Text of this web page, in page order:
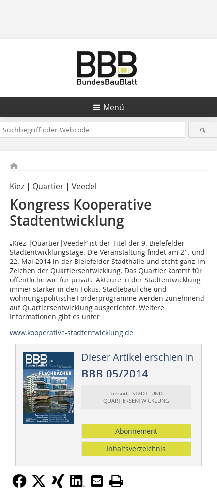
Menü
Kiez | Quartier | Veedel
Kongress Kooperative
Stadtentwicklung
„Kiez |Quartier|Veedel“ ist der Titel der 9. Bielefelder
Stadtentwicklungstage. Die Veranstaltung findet am 21. und
22. Mai 2014 in der Bielefelder Stadthalle und steht ganz im
Zeichen der Quartiersentwicklung. Das Quartier kommt für
öffentliche wie für private Akteure in der Stadtentwicklung
immer stärker in den Fokus. Städtebauliche und
wohnungspolitische Förderprogramme werden zunehmend
auf Quartiersentwicklung ausgerichtet. Weitere
Informationen gibt es unter
www.kooperative-stadtentwicklung.de
Dieser Artikel erschien in
BBB 05/2014
Ressort: STADT- UND
QUARTIERSENTWICKLUNG
Abonnement
Inhaltsverzeichnis